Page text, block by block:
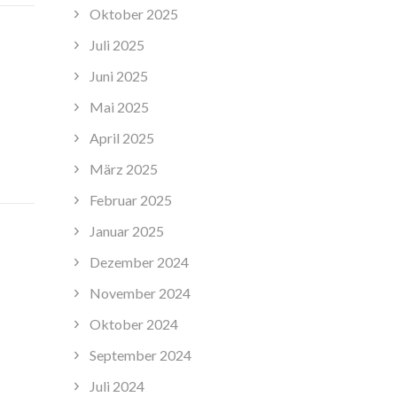
Oktober 2025
Juli 2025
Juni 2025
Mai 2025
April 2025
März 2025
Februar 2025
Januar 2025
Dezember 2024
November 2024
Oktober 2024
September 2024
Juli 2024